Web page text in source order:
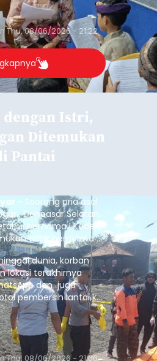
Fri, 08/07/2026 - 07:44
Rp1,152
-
anggaran sebesar
sekitar 18.000
berada di ambang
strategis ini diambil
yang berada pada
agar tidak
Thu, 08/06/2026 - 21:31